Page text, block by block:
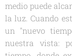
medio puede
la luz. Cuando
un "nuevo
nuestra vista: